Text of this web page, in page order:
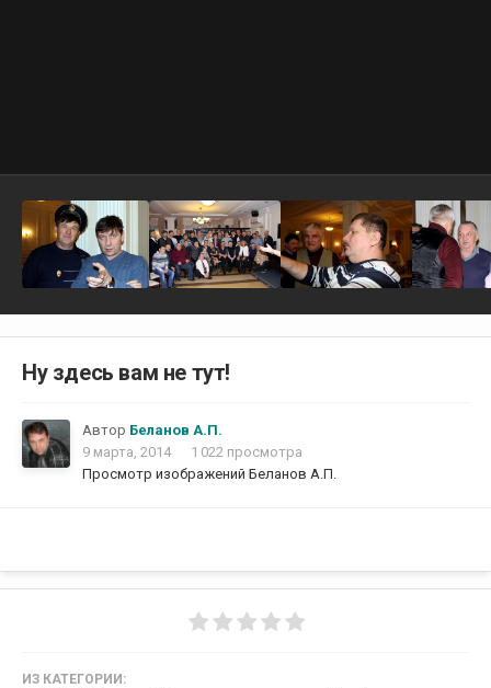
Ну здесь вам не тут!
Автор Беланов А.П.
9 марта, 2014
1 022 просмотра
Просмотр изображений Беланов А.П.
ИЗ КАТЕГОРИИ: